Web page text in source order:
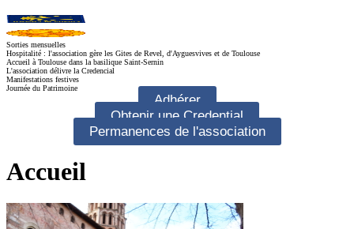
Sorties mensuelles
Hospitalité : l'association gère les Gites de Revel, d'Ayguesvives et de Toulouse
Accueil à Toulouse dans la basilique Saint-Sernin
L'association délivre la Credencial
Manifestations festives
Journée du Patrimoine
Adhérer
Obtenir une Credential
Permanences de l'association
Accueil